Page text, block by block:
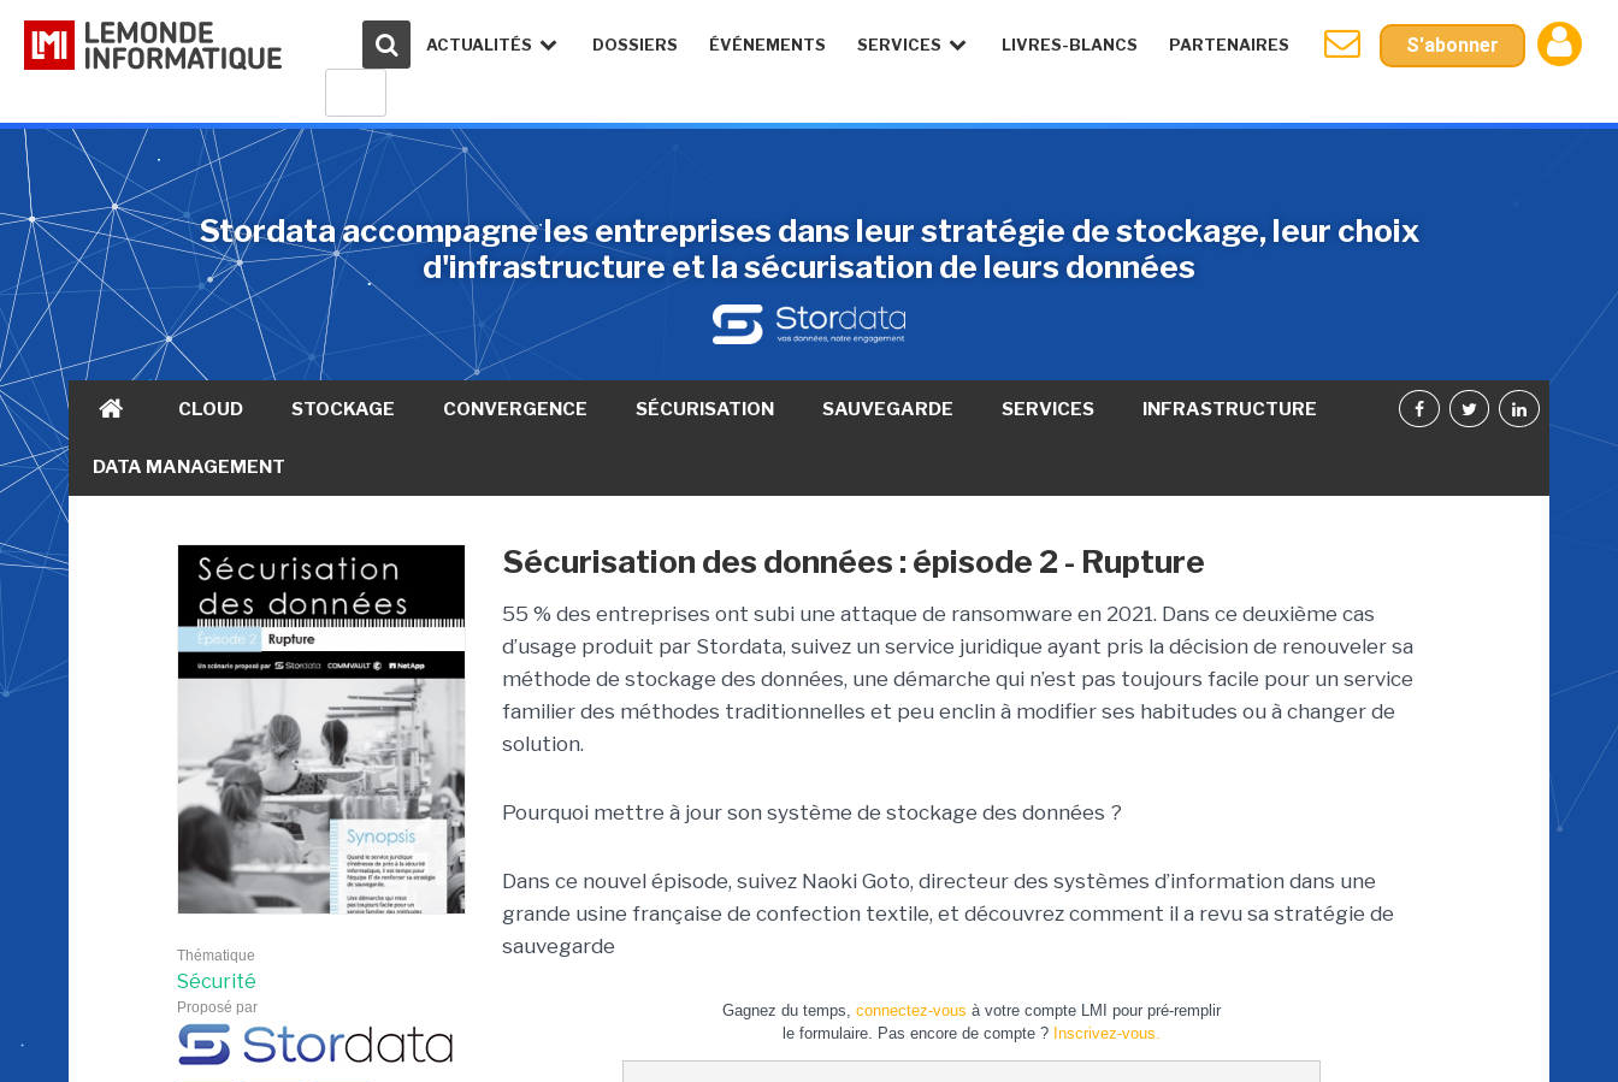
ACTUALITÉS DOSSIERS ÉVÉNEMENTS SERVICES LIVRES-BLANCS PARTENAIRES S'abonner
Stordata accompagne les entreprises dans leur stratégie de stockage, leur choix
d'infrastructure et la sécurisation de leurs données
CLOUD STOCKAGE CONVERGENCE SÉCURISATION SAUVEGARDE SERVICES INFRASTRUCTURE
DATA MANAGEMENT
Thématique
Sécurité
Proposé par
Sécurisation des données : épisode 2 - Rupture
55 % des entreprises ont subi une attaque de ransomware en 2021. Dans ce deuxième cas
d’usage produit par Stordata, suivez un service juridique ayant pris la décision de renouveler sa
méthode de stockage des données, une démarche qui n’est pas toujours facile pour un service
familier des méthodes traditionnelles et peu enclin à modifier ses habitudes ou à changer de
solution.
Pourquoi mettre à jour son système de stockage des données ?
Dans ce nouvel épisode, suivez Naoki Goto, directeur des systèmes d’information dans une
grande usine française de confection textile, et découvrez comment il a revu sa stratégie de
sauvegarde
Gagnez du temps, connectez-vous à votre compte LMI pour pré-remplir
le formulaire. Pas encore de compte ? Inscrivez-vous.